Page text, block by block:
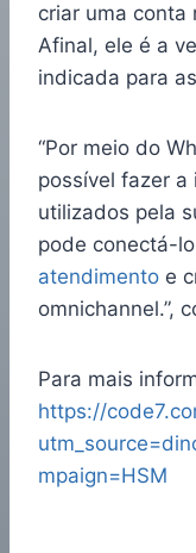
criar uma conta
Afinal, ele é a
indicada para
“Por meio do
possível fazer
utilizados pela
pode conectá-
atendimento e
omnichannel.”,
Para mais
https://
mpaign=HSM